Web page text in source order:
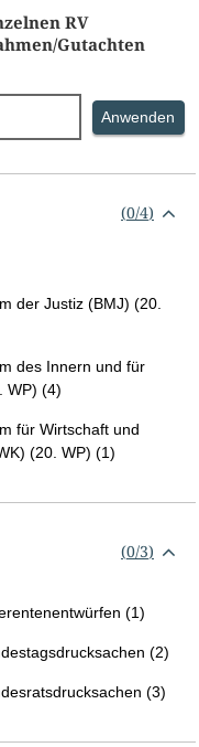
RV
Gutachten
Anwenden
(0/4)
der Justiz (BMJ) (20.
des Innern und für
WP) (4)
für Wirtschaft und
(20. WP) (1)
(0/3)
(1)
(2)
(3)